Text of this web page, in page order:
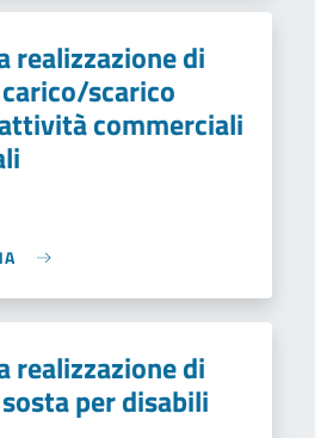
realizzazione di
scarico
commerciali
realizzazione di
per disabili